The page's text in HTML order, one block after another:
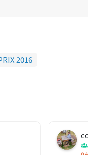
2016
co
吹